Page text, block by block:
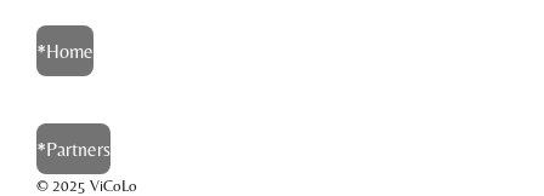
*Home
*Partners
© 2025 ViCoLo